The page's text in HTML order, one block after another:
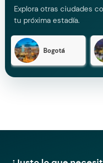
Explora otras ciudades
tu próxima estadía.
Bogotá